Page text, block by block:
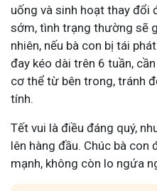
uống và sinh hoạt thay đổi
sớm, tình trạng thường sẽ
nhiên, nếu bà con bị tái
đay kéo dài trên 6 tuần,
cơ thể từ bên trong, tránh
tính.
Tết vui là điều đáng quý,
lên hàng đầu. Chúc bà con
mạnh, không còn lo ngứa